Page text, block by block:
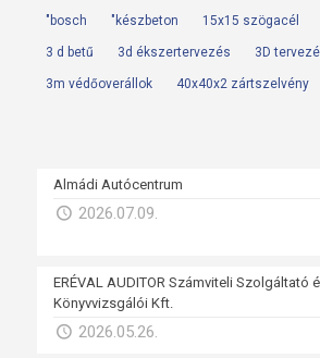
"bosch "készbeton 15x15 szögacél
3 d betű 3d ékszertervezés 3D
3m védőoverállok 40x40x2 zártszelvény
Almádi Autócentrum
2026.07.09.
ERÉVAL AUDITOR Számviteli Szolgáltató
Könyvvizsgálói Kft.
2026.05.26.